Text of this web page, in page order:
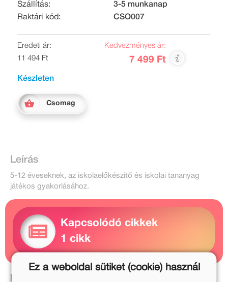
Szállítás:
3-5 munkanap
Raktári kód:
CSO007
Eredeti ár:
11 494 Ft
Kedvezményes ár:
7 499 Ft
Készleten
Csomag
Leírás
5-12 éveseknek, az iskolaelőkészítő és iskolai tananyag
játékos gyakorlásához.
Kapcsolódó cikkek
1 cikk
Ez a weboldal sütiket (cookie) használ